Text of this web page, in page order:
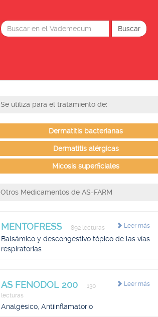
Se utiliza para el tratamiento de:
Dermatitis bacterianas
Dermatitis alérgicas
Micosis superficiales
Otros Medicamentos de AS-FARM
Leer más
MENTOFRESS 892 lecturas
Balsámico y descongestivo tópico de las vías
respiratorias
Leer más
AS FENODOL 200
130
lecturas
Analgésico, Antiinflamatorio